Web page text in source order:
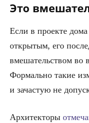
Это
Если в проекте
открытым, его
вмешательством во
Формально такие
и зачастую не
Архитекторы